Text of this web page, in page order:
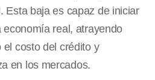
Esta baja es capaz de iniciar
real, atrayendo
el costo del crédito y
en los mercados.